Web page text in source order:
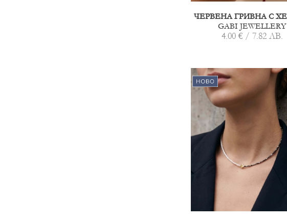
GABI JEWELLERY
4.00 € / 7.82 ЛВ.